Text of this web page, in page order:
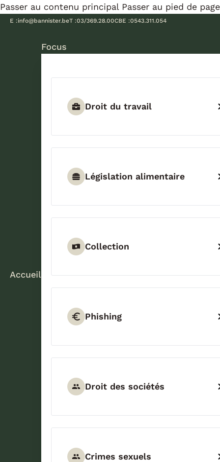
Passer au contenu principal Passer au pied de page
E :info@bannister.beT :03/369.28.00CBE :0543.311.054
Accueil
Focus
Droit du travail
Législation alimentaire
Collection
Phishing
Droit des sociétés
Crimes sexuels